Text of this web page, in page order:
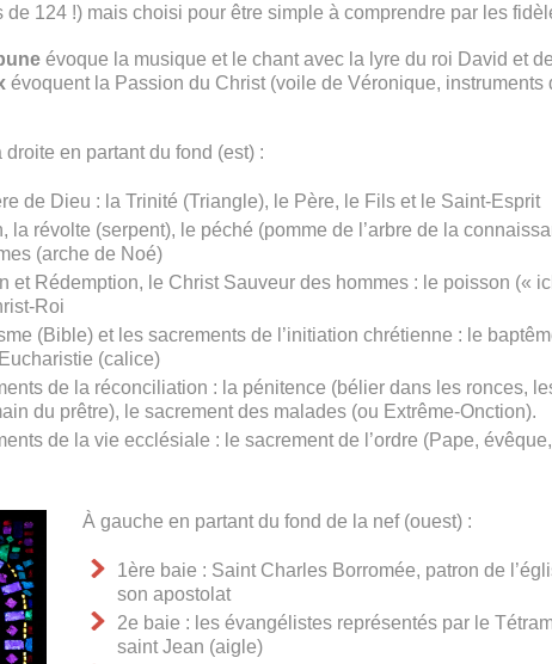
de 124 !) mais choisi pour être simple à comprendre par les
évoque la musique et le chant avec la lyre du roi David et
évoquent la Passion du Christ (voile de Véronique,
droite en partant du fond (est) :
de Dieu : la Trinité (Triangle), le Père, le Fils et le Saint-Esprit
la révolte (serpent), le péché (pomme de l’arbre de la
(arche de Noé)
et Rédemption, le Christ Sauveur des hommes : le poisson («
Roi
(Bible) et les sacrements de l’initiation chrétienne : le
(calice)
de la réconciliation : la pénitence (bélier dans les ronces,
du prêtre), le sacrement des malades (ou Extrême-Onction).
de la vie ecclésiale : le sacrement de l’ordre (Pape,
À gauche en partant du fond de la nef (ouest) :
1ère baie : Saint Charles Borromée, patron de
son apostolat
2e baie : les évangélistes représentés par le
saint Jean (aigle)